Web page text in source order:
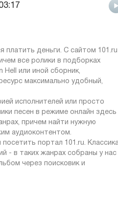
платить деньги. С сайтом 101.ru
все ролики в подборках
или иной сборник,
максимально удобный,
исполнителей или просто
песен в режиме онлайн здесь
причем найти нужную
аудиоконтентом.
портал 101.ru.
- в таких жанрах собраны у нас
через поисковик и